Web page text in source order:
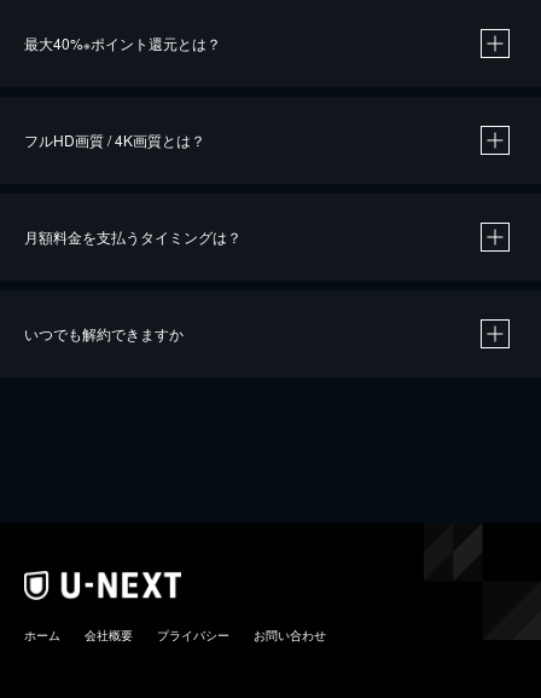
最大40%※ポイント還元とは？
※40％ポイント還元の対象は、クレジットカード決済による作品の購入 / レンタルです。
iOSアプリのUコイン決済による作品の購入 / レンタルは、20％のポイント還元です。
フルHD画質 / 4K画質とは？
月額料金を支払うタイミングは？
いつでも解約できますか
ホーム 会社概要 プライバシー お問い合わせ